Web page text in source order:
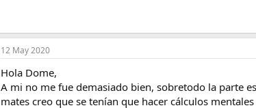
12 May 2020
Hola Dome,
A mi no me fue demasiado bien, sobretodo la parte
mates creo que se tenían que hacer cálculos